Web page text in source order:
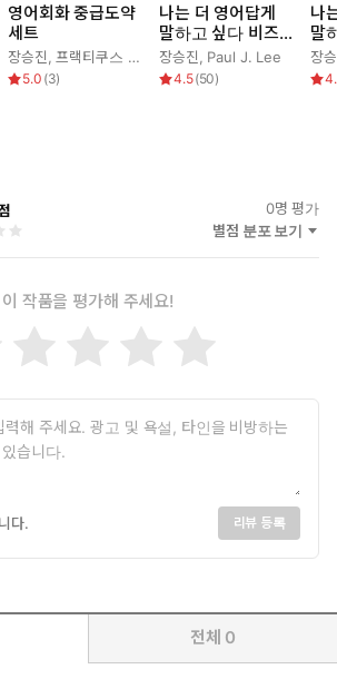
영어회화 중급도약
세트
장승진 프랙티쿠스 연구팀
5.0 (3)
나는 더 영어답게
말하고 싶다 비즈니
스 편
장승진 Paul J. Lee
4.5(50)
나
말
화
장
0명 평가
별점 분포 보기
이 작품을 평가해 주세요!
다. 리뷰 등록
전체 0